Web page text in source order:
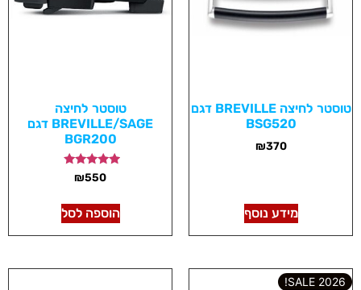
טוסטר לחיצה BREVILLE דגם
BSG520
₪370
מידע נוסף
טוסטר לחיצה
BREVILLE/SAGE דגם
BGR200
דורג
5.00
₪550
הוספה לסל
2026 SALE!